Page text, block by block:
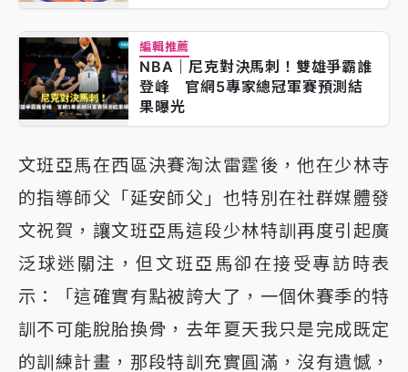
編輯推薦
NBA｜尼克對決馬刺！雙雄爭霸誰
登峰 官網5專家總冠軍賽預測結
果曝光
文班亞馬在西區決賽淘汰雷霆後，他在少林寺
的指導師父「延安師父」也特別在社群媒體發
文祝賀，讓文班亞馬這段少林特訓再度引起廣
泛球迷關注，但文班亞馬卻在接受專訪時表
示：「這確實有點被誇大了，一個休賽季的特
訓不可能脫胎換骨，去年夏天我只是完成既定
的訓練計畫，那段特訓充實圓滿，沒有遺憾，